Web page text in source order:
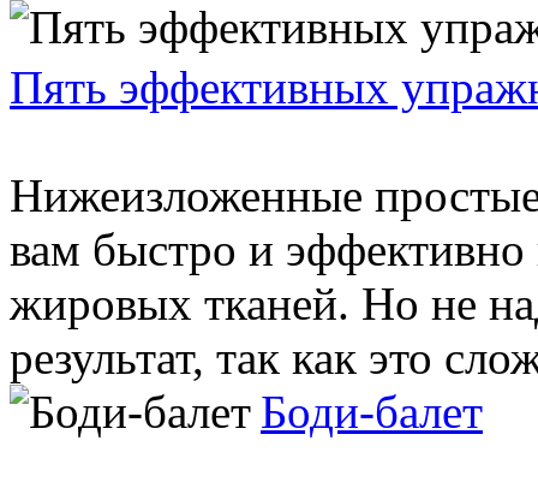
Пять эффективных
Нижеизложенные
вам быстро и
жировых тканей. Но не
результат, так как это
Боди-балет